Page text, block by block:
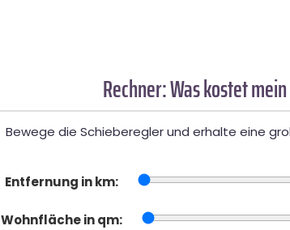
Rechner: Was kostet
Bewege die Schieberegler und erhalte eine
Entfernung in km:
Wohnfläche in qm: